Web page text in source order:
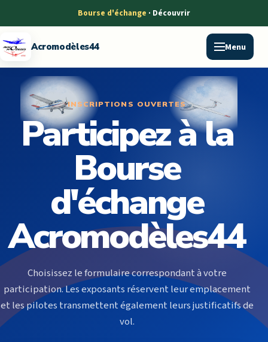
Bourse d'échange
Acromodèles44 Menu
INSCRIPTIONS OUVERTES
Participez à la
Bourse
d'échange
Acromodèles44
Choisissez le formulaire correspondant à votre
participation. Les exposants réservent leur emplacement
et les pilotes transmettent également leurs justificatifs de
vol.